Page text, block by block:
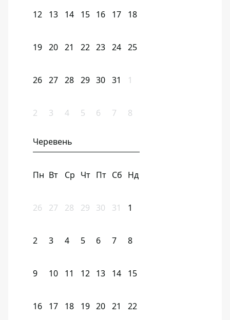
12 13 14 15 16 17 18
19 20 21 22 23 24 25
26 27 28 29 30 31 1
2 3 4 5 6 7 8
Черевень
Пн Вт Ср Чт Пт Сб Нд
26 27 28 29 30 31 1
2 3 4 5 6 7 8
9 10 11 12 13 14 15
16 17 18 19 20 21 22